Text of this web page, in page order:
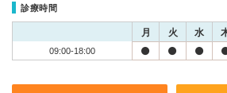
診療時間
月 火 水
09:00-18:00